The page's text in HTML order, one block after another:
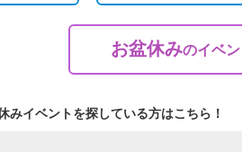
お盆休みのイベン
みイベントを探している方はこちら！